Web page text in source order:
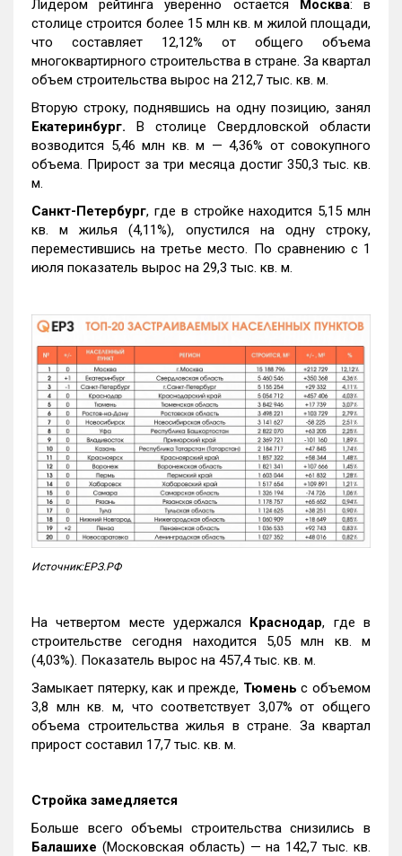
Лидером рейтинга уверенно остается Москва: в
столице строится более 15 млн кв. м жилой площади,
что составляет 12,12% от общего объема
многоквартирного строительства в стране. За квартал
объем строительства вырос на 212,7 тыс. кв. м.
Вторую строку, поднявшись на одну позицию, занял
Екатеринбург. В столице Свердловской области
возводится 5,46 млн кв. м — 4,36% от совокупного
объема. Прирост за три месяца достиг 350,3 тыс. кв.
м.
Санкт-Петербург, где в стройке находится 5,15 млн
кв. м жилья (4,11%), опустился на одну строку,
переместившись на третье место. По сравнению с 1
июля показатель вырос на 29,3 тыс. кв. м.
Источник:ЕРЗ.РФ
На четвертом месте удержался Краснодар, где в
строительстве сегодня находится 5,05 млн кв. м
(4,03%). Показатель вырос на 457,4 тыс. кв. м.
Замыкает пятерку, как и прежде, Тюмень с объемом
3,8 млн кв. м, что соответствует 3,07% от общего
объема строительства жилья в стране. За квартал
прирост составил 17,7 тыс. кв. м.
Стройка замедляется
Больше всего объемы строительства снизились в
Балашихе (Московская область) — на 142,7 тыс. кв.